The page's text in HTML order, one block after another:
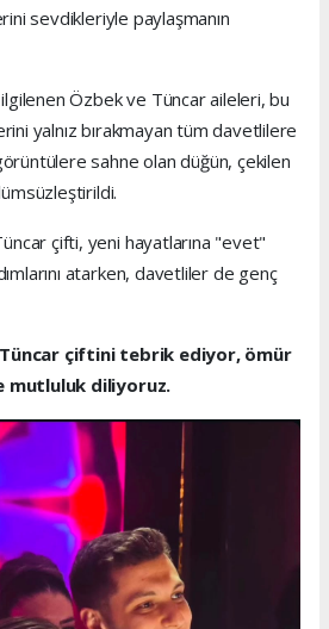
sevdikleriyle paylaşmanın
Özbek ve Tüncar aileleri, bu
yalnız bırakmayan tüm davetlilere
sahne olan düğün, çekilen
çifti, yeni hayatlarına "evet"
atarken, davetliler de genç
Tüncar çiftini tebrik ediyor, ömür
mutluluk diliyoruz.